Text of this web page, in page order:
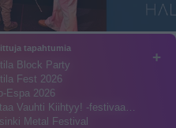
+
tapahtumia
Block Party
Fest 2026
Espa 2026
Vauhti Kiihtyy! -festivaa…
Metal Festival